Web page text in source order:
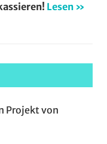
Lesen »
Projekt von